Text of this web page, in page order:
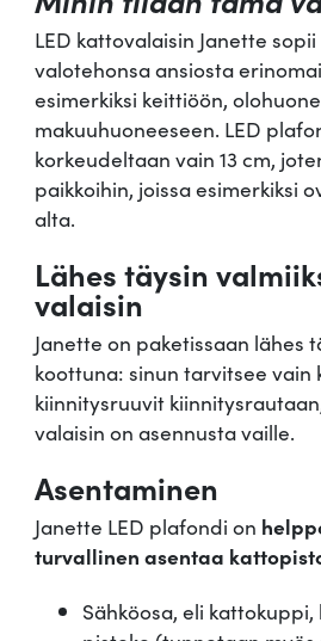
LED kattovalaisin Janette
valotehonsa ansiosta
esimerkiksi keittiöön,
makuuhuoneeseen. LED
korkeudeltaan vain 13 cm,
paikkoihin, joissa esimerkiksi
alta.
Lähes täysin
valaisin
Janette on paketissaan lähes
koottuna: sinun tarvitsee vain
kiinnitysruuvit
valaisin on asennusta vaille.
Asentaminen
Janette LED plafondi on
turvallinen asentaa
Sähköosa, eli